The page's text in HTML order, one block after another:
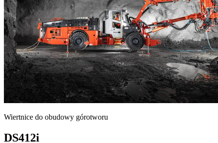
Wiertnice do obudowy górotworu
DS412i